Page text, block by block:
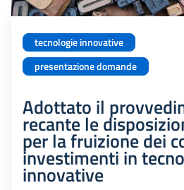
tecnologie innovative
presentazione domande
Adottato il
recante le
per la fruizione dei
investimenti in
innovative